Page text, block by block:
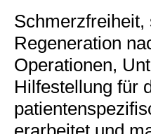
Schmerzfreiheit,
Regeneration
Operationen,
Hilfestellung für